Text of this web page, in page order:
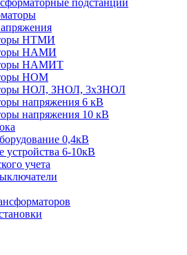
НТМИ
НАМИ
НАМИТ
НОМ
НОЛ, ЗНОЛ, 3хЗНОЛ
напряжения 6 кВ
напряжения 10 кВ
0,4кВ
устройства 6-10кВ
учета